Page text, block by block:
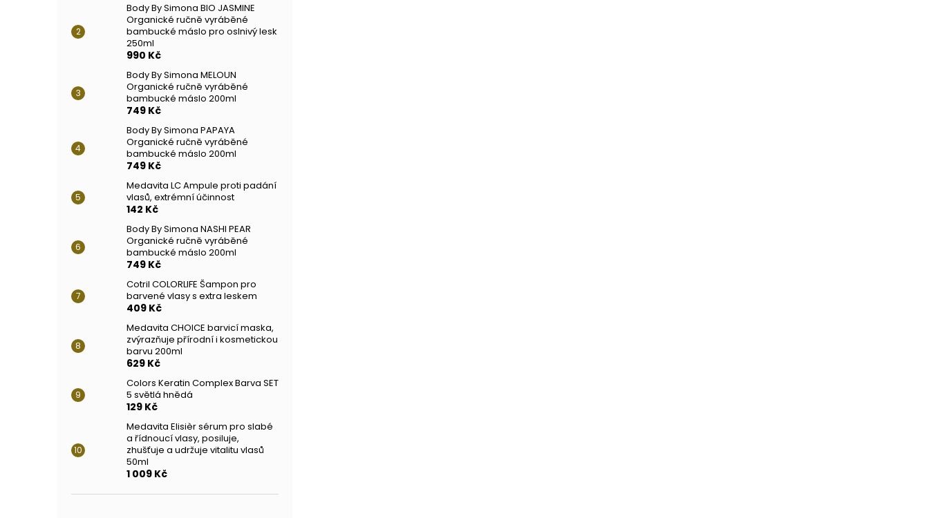
Body By Simona BIO JASMINE
Organické ručně vyráběné
bambucké máslo pro oslnivý lesk
250ml
990 Kč
Body By Simona MELOUN
Organické ručně vyráběné
bambucké máslo 200ml
749 Kč
Body By Simona PAPAYA
Organické ručně vyráběné
bambucké máslo 200ml
749 Kč
Medavita LC Ampule proti padání
vlasů, extrémní účinnost
142 Kč
Body By Simona NASHI PEAR
Organické ručně vyráběné
bambucké máslo 200ml
749 Kč
Cotril COLORLIFE Šampon pro
barvené vlasy s extra leskem
409 Kč
Medavita CHOICE barvicí maska,
zvýrazňuje přírodní i kosmetickou
barvu 200ml
629 Kč
Colors Keratin Complex Barva SET
5 světlá hnědá
129 Kč
Medavita Elisièr sérum pro slabé
a řídnoucí vlasy, posiluje,
zhušťuje a udržuje vitalitu vlasů
50ml
1 009 Kč